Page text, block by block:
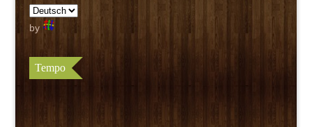
by
Tempo